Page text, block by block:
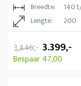
Breedte:
140
Lengte:
200
3.446,- 3.399,-
Bespaar 47,00